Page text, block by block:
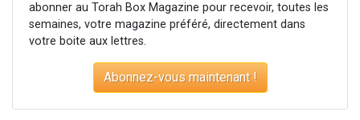
abonner au Torah Box Magazine pour recevoir, toutes les
semaines, votre magazine préféré, directement dans
votre boite aux lettres.
Abonnez-vous maintenant !